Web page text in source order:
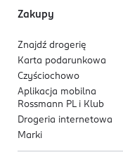
Zakupy
Znajdź drogerię
Karta podarunkowa
Czyściochowo
Aplikacja mobilna
Rossmann PL i Klub
Drogeria internetowa
Marki